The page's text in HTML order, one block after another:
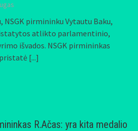
NSGK pirmininku Vytautu Baku,
atlikto parlamentinio,
išvados. NSGK pirmininkas
[...]
R.Ačas: yra kita medalio